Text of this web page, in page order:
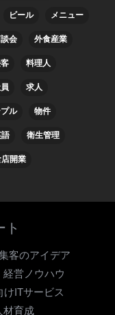
ビール メニュー
会 外食産業
料理人
求人
ル 物件
衛生管理
開業
客のアイデア
経営ノウハウ
けITサービス
材育成